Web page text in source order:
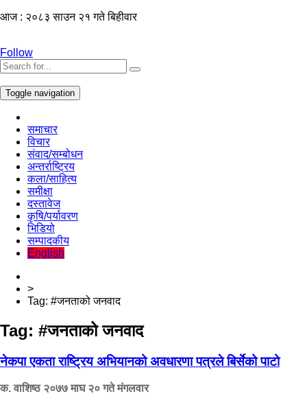
आज : २०८३ साउन २१ गते बिहीवार
Follow
Toggle navigation
समाचार
विचार
संवाद/सम्बोधन
अन्तर्राष्ट्रिय
कला/साहित्य
समीक्षा
दस्तावेज
कृषि/पर्यावरण
भिडियो
सम्पादकीय
English
>
Tag: #जनताको जनवाद
Tag: #जनताको जनवाद
नेकपा एकता राष्ट्रिय अभियानको अवधारणा पत्रले बिर्सेको पाटो
क. वाशिष्ठ २०७७ माघ २० गते मंगलवार